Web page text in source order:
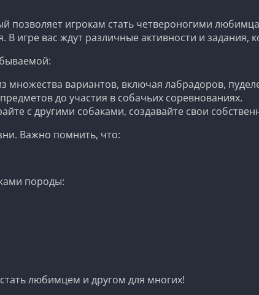
позволяет игрокам стать четвероногими
игре вас ждут различные активности и задания,
множества вариантов, включая лабрадоров,
до участия в собачьих соревнованиях.
с другими собаками, создавайте свои
Важно помнить, что:
породы:
любимцем и другом для многих!